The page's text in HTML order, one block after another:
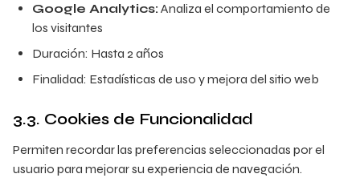
Google Analytics: Analiza el comportamiento de
los visitantes
Duración: Hasta 2 años
Finalidad: Estadísticas de uso y mejora del sitio web
3.3. Cookies de Funcionalidad
Permiten recordar las preferencias seleccionadas por el
usuario para mejorar su experiencia de navegación.